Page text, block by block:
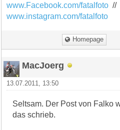
www.Facebook.com/fatalfoto
www.instagram.com/fatalfoto
Homepage
MacJoerg
13.07.2011, 13:50
Seltsam. Der Post von Falko
das schrieb.